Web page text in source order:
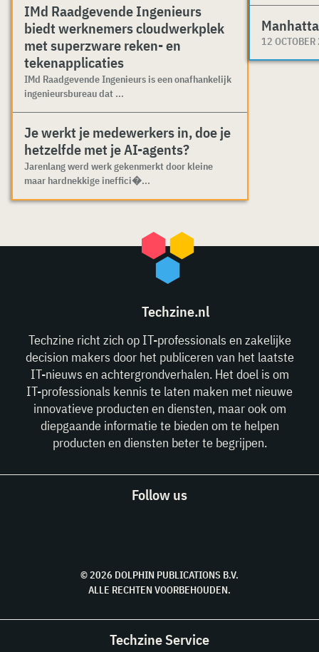
IMd Raadgevende Ingenieurs
biedt werknemers cloudwerkplek
met superzware reken- en
tekenapplicaties
IMd Raadgevende Ingenieurs is een onafhankelijk
ingenieursbureau dat ...
Je werkt je medewerkers in, doe je
hetzelfde met je AI-agents?
Jarenlang werd werk gekenmerkt door kleine
maar hardnekkige ineffici�...
12
Techzine.nl
Techzine richt zich op IT-professionals en zakelijke
decision makers door het publiceren van het laatste
IT-nieuws en achtergrondverhalen. Het doel is om
IT-professionals kennis te laten maken met nieuwe
innovatieve producten en diensten, maar ook om
diepgaande informatie te bieden om te helpen
producten en diensten beter te begrijpen.
Follow us
© 2026 DOLPHIN PUBLICATIONS B.V.
ALLE RECHTEN VOORBEHOUDEN.
Techzine Service